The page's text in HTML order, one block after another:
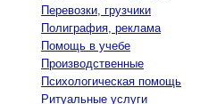
Перевозки, грузчики
Полиграфия, реклама
Помощь в учебе
Производственные
Психологическая помощь
Ритуальные услуги